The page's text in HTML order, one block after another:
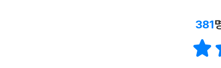
이 소설은 매력 있다. 계속 읽게 만드는 것. 감동
381